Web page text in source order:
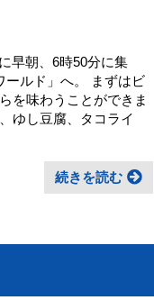
早朝、6時50分に集
ルド」へ。 まずはビ
を味わうことができま
ゆし豆腐、タコライ
続きを読む